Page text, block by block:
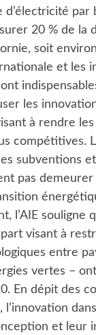
d’électricité par
20 % de la
soit
et les
les
à rendre
compétitives.
subventions
pas demeurer
l’AIE souligne
visant à
entre
vertes –
En dépit des
l’innovation
et leur